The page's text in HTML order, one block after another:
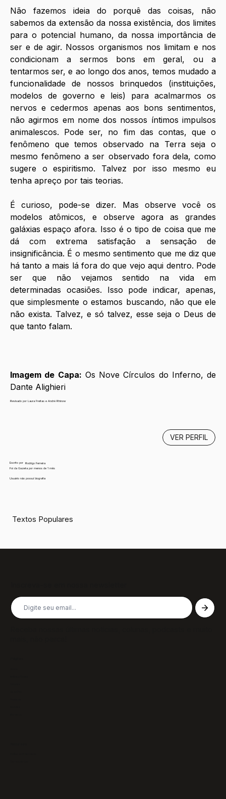
Não fazemos ideia do porquê das coisas, não
sabemos da extensão da nossa existência, dos limites
para o potencial humano, da nossa importância de
ser e de agir. Nossos organismos nos limitam e nos
condicionam a sermos bons em geral, ou a
tentarmos ser, e ao longo dos anos, temos mudado a
funcionalidade de nossos brinquedos (instituições,
modelos de governo e leis) para acalmarmos os
nervos e cedermos apenas aos bons sentimentos,
não agirmos em nome dos nossos íntimos impulsos
animalescos. Pode ser, no fim das contas, que o
fenômeno que temos observado na Terra seja o
mesmo fenômeno a ser observado fora dela, como
sugere o espiritismo. Talvez por isso mesmo eu
tenha apreço por tais teorias.
É curioso, pode-se dizer. Mas observe você os
modelos atômicos, e observe agora as grandes
galáxias espaço afora. Isso é o tipo de coisa que me
dá com extrema satisfação a sensação de
insignificância. É o mesmo sentimento que me diz que
há tanto a mais lá fora do que vejo aqui dentro. Pode
ser que não vejamos sentido na vida em
determinadas ocasiões. Isso pode indicar, apenas,
que simplesmente o estamos buscando, não que ele
não exista. Talvez, e só talvez, esse seja o Deus de
que tanto falam.
Imagem de Capa: Os Nove Círculos do Inferno, de
Dante Alighieri
Revisado por Laura Freitas e André Rhinow
Escrito por
Rodrigo Ferreira
Foi da Gazeta por menos de 1 mês
Usuário não possui biografia
VER PERFIL
Textos Populares